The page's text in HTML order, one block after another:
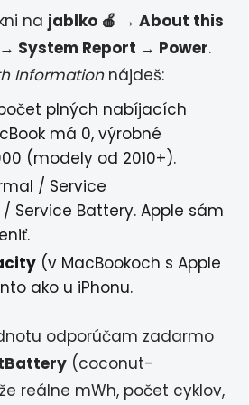
na jablko 🍎 → About this
System Report → Power.
Informationnájdeš:
plných nabíjacích
má 0, výrobné
(modely od 2010+).
/ Service
Service Battery. Apple sám
(v MacBookoch s Apple
ako u iPhonu.
odporúčam zadarmo
(coconut-
reálne mWh, počet cyklov,